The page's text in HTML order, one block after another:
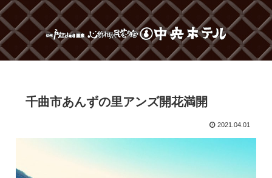
千曲市あんずの里アンズ開花満開
2021.04.01